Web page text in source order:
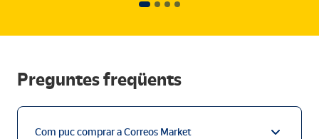
Preguntes freqüents
Com puc comprar a Correos Market